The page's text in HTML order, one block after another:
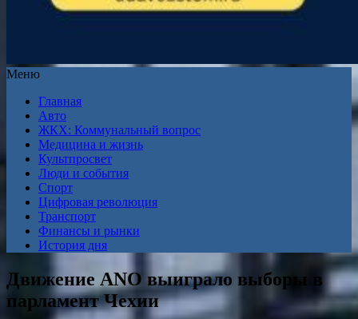
Меню
Главная
Авто
ЖКХ: Коммунальный вопрос
Медицина и жизнь
Культпросвет
Люди и события
Спорт
Цифровая революция
Транспорт
Финансы и рынки
История дня
Движение ANO выиграло выборы в
парламент Чехии